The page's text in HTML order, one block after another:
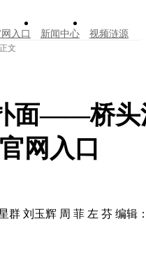
入口 新闻中心 视频涟源
正文
面——桥头
网入口
群 刘玉辉 周 菲 左 芬 编辑